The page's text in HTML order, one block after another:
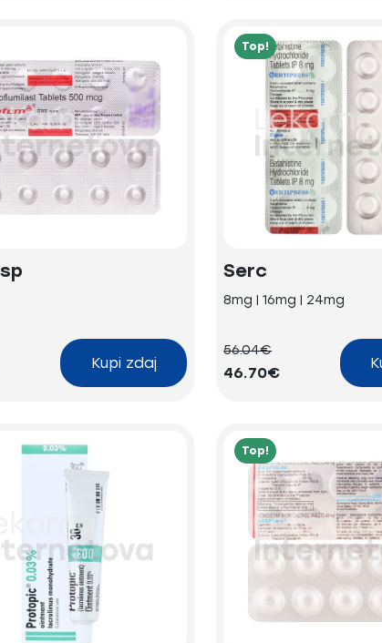
Kupi zdaj
Top!
Serc
8mg | 16mg | 24mg
56.04€
46.70€
Top!